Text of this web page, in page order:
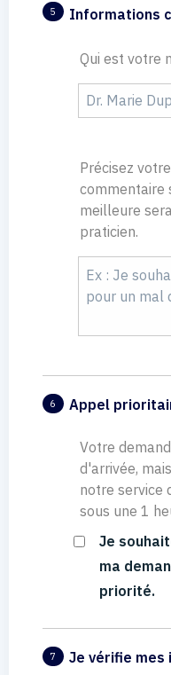
5 Informations
Qui est votre
Précisez
commentaire
meilleure
praticien.
6 Appel
Votre
d'arrivée,
notre service
sous une 1
Je
ma
priorité.
7 Je vérifie mes